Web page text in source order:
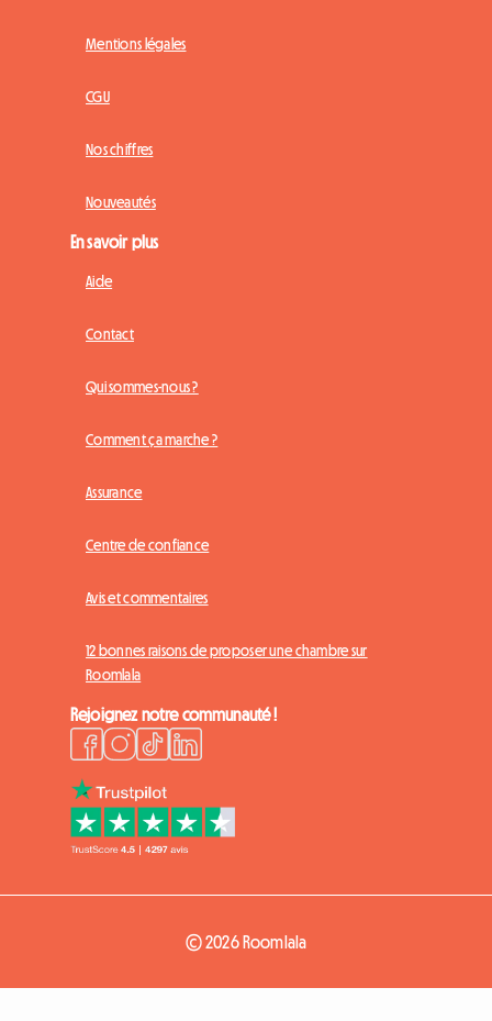
Mentions légales
CGU
Nos chiffres
Nouveautés
En savoir plus
Aide
Contact
Qui sommes-nous ?
Comment ça marche ?
Assurance
Centre de confiance
Avis et commentaires
12 bonnes raisons de proposer une chambre sur
Roomlala
Rejoignez notre communauté !
© 2026 Roomlala